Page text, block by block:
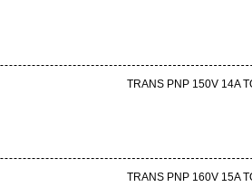
TRANS PNP 150V 14A
TRANS PNP 160V 15A